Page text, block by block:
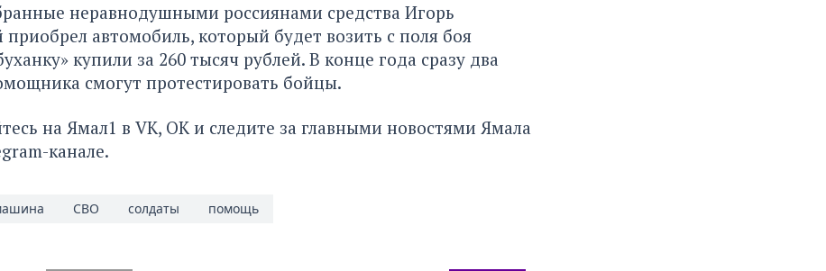
неравнодушными россиянами средства Игорь
приобрел автомобиль, который будет возить с поля боя
купили за 260 тысяч рублей. В конце года сразу два
смогут протестировать бойцы.
на Ямал1 в VK, ОКи следите за главными новостями Ямала
канале.
СВО солдаты помощь